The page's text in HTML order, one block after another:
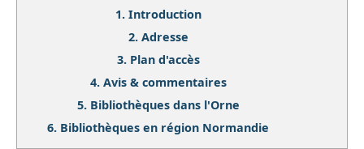
1. Introduction
2. Adresse
3. Plan d'accès
4. Avis & commentaires
5. Bibliothèques dans l'Orne
6. Bibliothèques en région Normandie